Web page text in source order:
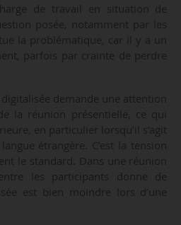
de travail en situation de
posée, notamment par les
la problématique, car il y a un
parfois par crainte de perdre
demande une attention
la réunion présentielle, ce qui
en particulier lorsqu’il s’agit
étrangère. C’est la tension
le standard. Dans une réunion
les participants donne de
est bien moindre lors d’une